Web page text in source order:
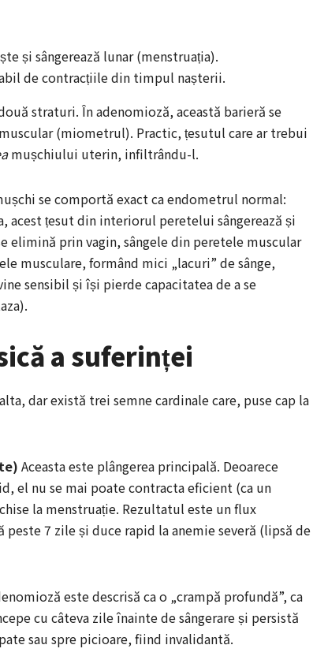
și sângerează lunar (menstruația).
de contracțiile din timpul nașterii.
straturi. În adenomioză, această barieră se
(miometrul). Practic, țesutul care ar trebui
mușchiului uterin, infiltrându-l.
se comportă exact ca endometrul normal:
acest țesut din interiorul peretelui sângerează și
elimină prin vagin, sângele din peretele muscular
musculare, formând mici „lacuri” de sânge,
sensibil și își pierde capacitatea de a se
a suferinței
dar există trei semne cardinale care, puse cap la
Aceasta este plângerea principală. Deoarece
el nu se mai poate contracta eficient (ca un
la menstruație. Rezultatul este un flux
7 zile și duce rapid la anemie severă (lipsă de
este descrisă ca o „crampă profundă”, ca
cu câteva zile înainte de sângerare și persistă
sau spre picioare, fiind invalidantă.